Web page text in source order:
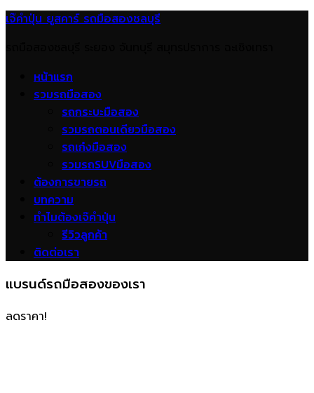
เจ๊คำปุ่น ยูสคาร์ รถมือสองชลบุรี
หน้าแรก
รวมรถมือสอง
รถกระบะมือสอง
รวมรถตอนเดียวมือสอง
รถเก๋งมือสอง
รวมรถSUVมือสอง
ต้องการขายรถ
บทความ
ทำไมต้องเจ๊คำปุ่น
รีวิวลูกค้า
ติดต่อเรา
แบรนด์รถมือสองของเรา
ลดราคา!